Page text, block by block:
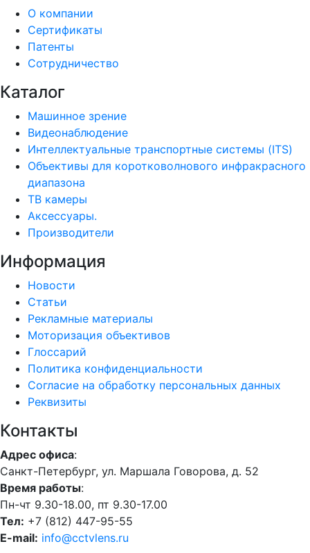
О компании
Сертификаты
Патенты
Сотрудничество
Каталог
Машинное зрение
Видеонаблюдение
Интеллектуальные транспортные системы (ITS)
Объективы для коротковолнового инфракрасного
диапазона
ТВ камеры
Аксессуары.
Производители
Информация
Новости
Статьи
Рекламные материалы
Моторизация объективов
Глоссарий
Политика конфиденциальности
Согласие на обработку персональных данных
Реквизиты
Контакты
Адрес офиса:
Санкт-Петербург, ул. Маршала Говорова, д. 52
Время работы:
Пн-чт 9.30-18.00, пт 9.30-17.00
Тел: +7 (812) 447-95-55
E-mail: info@cctvlens.ru